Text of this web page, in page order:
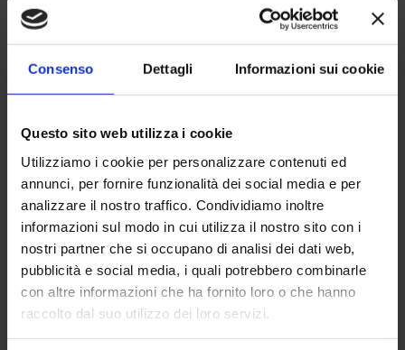
Consenso Dettagli Informazioni sui cookie
Questo sito web utilizza i cookie
Utilizziamo i cookie per personalizzare contenuti ed
annunci, per fornire funzionalità dei social media e per
analizzare il nostro traffico. Condividiamo inoltre
informazioni sul modo in cui utilizza il nostro sito con i
nostri partner che si occupano di analisi dei dati web,
pubblicità e social media, i quali potrebbero combinarle
con altre informazioni che ha fornito loro o che hanno
raccolto dal suo utilizzo dei loro servizi.
Per rispondere alle evidenti lacune nel
nostro sistema attuale, è tempo di
pianificare e fornire una gamma di
case assistite costruite
con disabilità, persone con difficoltà di
salute mentale, nonché aumentare il
numero di case con una camera da
letto.
L’utilizzo di dati demografici per
supportare le decisioni di
pianificazione aiuterà nello sviluppo di
una gamma più ampia di profili di
alloggio.